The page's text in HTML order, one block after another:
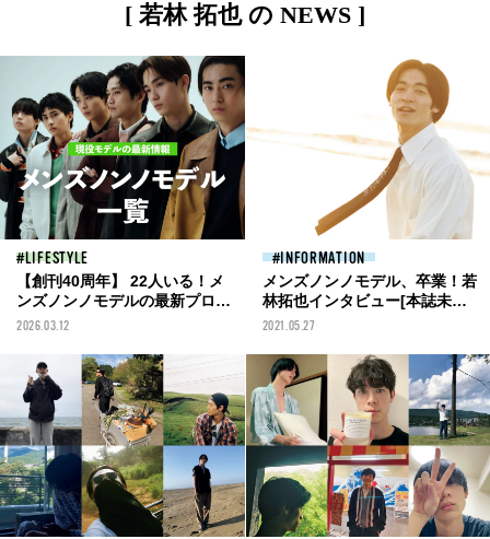
[ 若林 拓也 の NEWS ]
LIFESTYLE
【創刊40周年】 22人いる！メ
ンズノンノモデルの最新プロフ
ィール＆登場記事を一覧でチェ
2026.03.12
INFORMATION
メンズノンノモデル、卒業！若
林拓也インタビュー[本誌未掲
載ショットも公開！]
2021.05.27